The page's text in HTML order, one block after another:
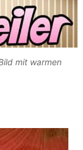
mit warmen